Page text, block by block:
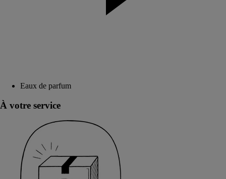
Eaux de parfum
À votre service